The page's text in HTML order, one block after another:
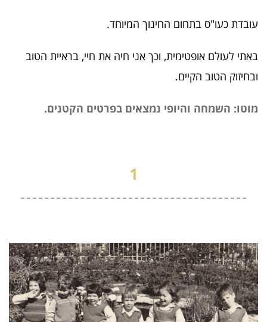
עובדת כעו"ס בתחום החינוך המיוחד.
באתי לעולם אופטימית, וכך אני חיה את חיי, בראיית הטוב
ובחיזוק הטוב הקיים.
מוטו: השמחה והיופי נמצאים בפרטים הקטנים.
1